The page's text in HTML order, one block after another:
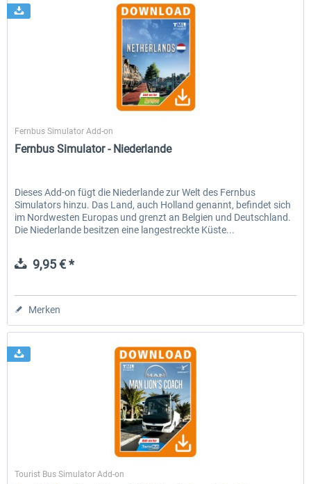
Fernbus Simulator Add-on
Fernbus Simulator - Niederlande
Dieses Add-on fügt die Niederlande zur Welt des Fernbus
Simulators hinzu. Das Land, auch Holland genannt, befindet sich
im Nordwesten Europas und grenzt an Belgien und Deutschland.
Die Niederlande besitzen eine langestreckte Küste...
9,95 € *
Merken
TML-Studios
Tourist Bus Simulator Add-on